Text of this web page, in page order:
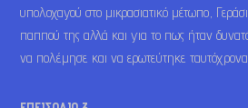
υπολοχαγού στο μικρασιατικό μέτωπο,
παππού της αλλά και για το πως ήταν
να πολέμησε και να ερωτεύτηκε